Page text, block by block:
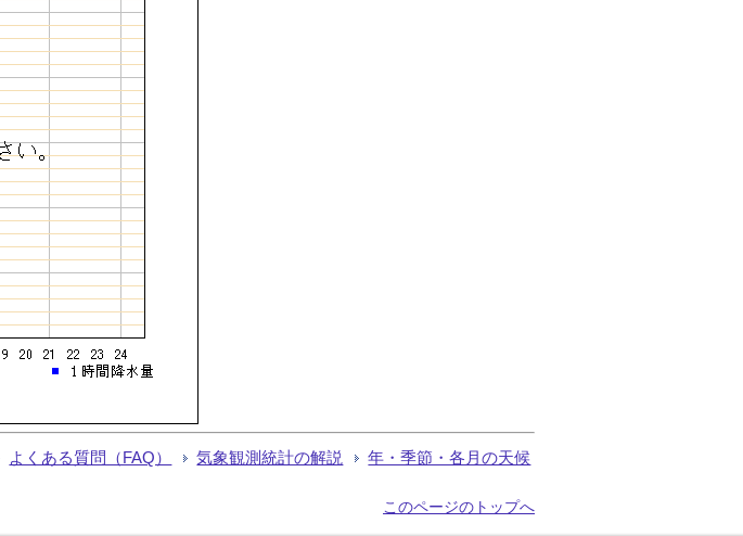
よくある質問（FAQ） 気象観測統計の解説 年・季節・各月の天候
このページのトップへ